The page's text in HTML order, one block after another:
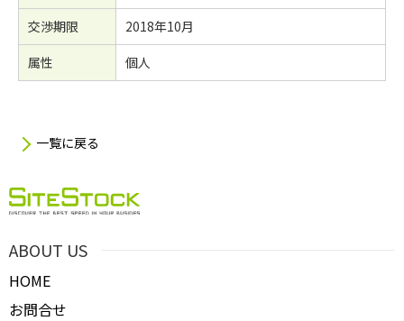
交渉期限
2018年10月
属性
個人
一覧に戻る
ABOUT US
HOME
お問合せ